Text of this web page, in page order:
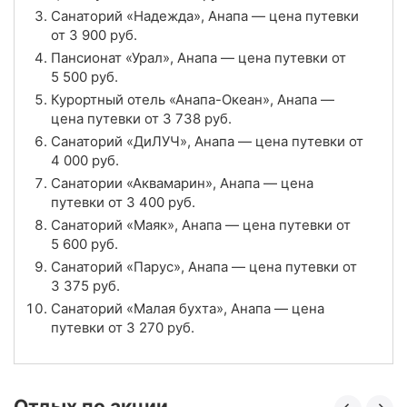
Санаторий «Старинная Анапа», Анапа
Цена в сутки от8 500руб.
Рейтинг 4.0
Отзывы 3 отзывов
Курортный отель «Анапа-Океан», Анапа
Цена в сутки 3 738
Рейтинг
Отзывы
Санаторий «Малая бухта», Анапа
Цена в сутки от3 270руб.
Санаторий «Надежда», Анапа — цена путевки
от 3 900 руб.
Пансионат «Урал», Анапа — цена путевки от
5 500 руб.
Курортный отель «Анапа-Океан», Анапа —
цена путевки от 3 738 руб.
Санаторий «ДиЛУЧ», Анапа — цена путевки от
4 000 руб.
Санатории «Аквамарин», Анапа — цена
путевки от 3 400 руб.
Санаторий «Маяк», Анапа — цена путевки от
5 600 руб.
Санаторий «Парус», Анапа — цена путевки от
3 375 руб.
Санаторий «Малая бухта», Анапа — цена
путевки от 3 270 руб.